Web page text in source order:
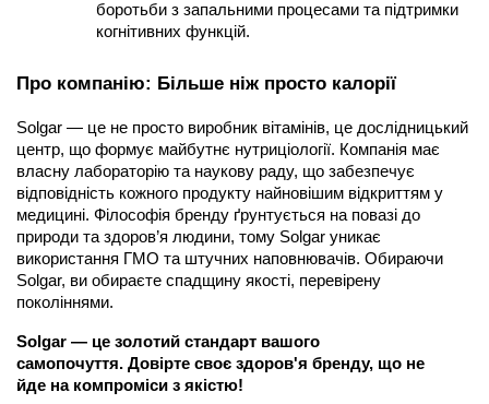
боротьби з запальними процесами та підтримки
когнітивних функцій.
Про компанію: Більше ніж просто калорії
Solgar — це не просто виробник вітамінів, це дослідницький
центр, що формує майбутнє нутриціології. Компанія має
власну лабораторію та наукову раду, що забезпечує
відповідність кожного продукту найновішим відкриттям у
медицині. Філософія бренду ґрунтується на повазі до
природи та здоров’я людини, тому Solgar уникає
використання ГМО та штучних наповнювачів. Обираючи
Solgar, ви обираєте спадщину якості, перевірену
поколіннями.
Solgar — це золотий стандарт вашого
самопочуття. Довірте своє здоров'я бренду, що не
йде на компроміси з якістю!